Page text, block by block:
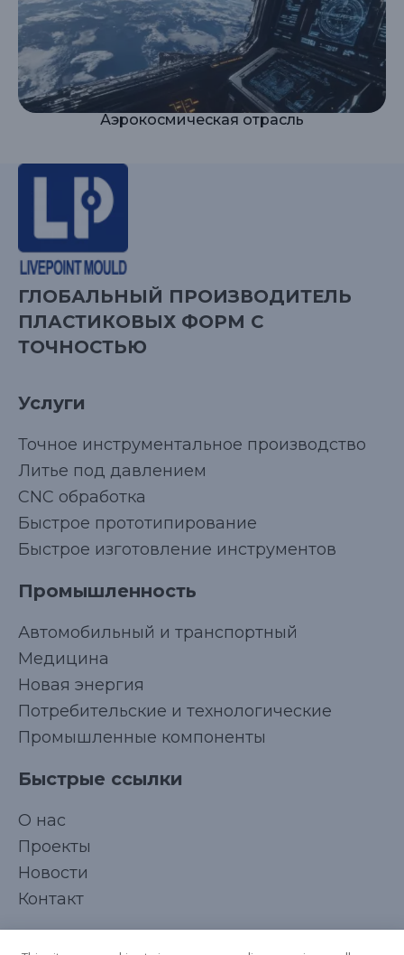
Аэрокосмическая отрасль
ГЛОБАЛЬНЫЙ ПРОИЗВОДИТЕЛЬ
ПЛАСТИКОВЫХ ФОРМ С
ТОЧНОСТЬЮ
Услуги
Точное инструментальное производство
Литье под давлением
CNC обработка
Быстрое прототипирование
Быстрое изготовление инструментов
Промышленность
Автомобильный и транспортный
Медицина
Новая энергия
Потребительские и технологические
Промышленные компоненты
Быстрые ссылки
О нас
Проекты
Новости
Контакт